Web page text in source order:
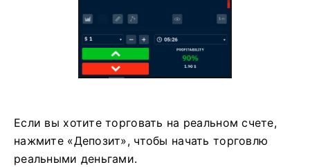
Если вы хотите торговать на реальном счете,
нажмите «Депозит», чтобы начать торговлю
реальными деньгами.